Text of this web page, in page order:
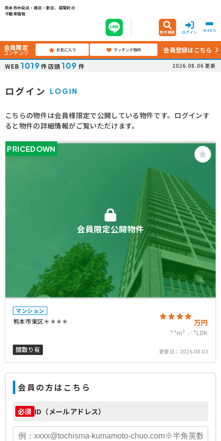
熊本市中央区・南区・東区、菊陽町の
不動産情報
物件検索 ログイン MENU
会員限定
コンテンツ お気に入り マッチング物件
会員登録はこちら
WEB 1019 件店頭109 件 2026.08.06 更新
ログイン LOGIN
こちらの物件は会員様限定で公開している物件です。ログインす
ると物件の詳細情報がご覧いただけます。
会員限定公開物件
PRICEDOWN
マンション
熊本市東区＊＊＊＊ **** 万円
**m²
*LDK
間取り有
更新日： 2026.08.03
会員の方はこちら
必須 ID（メールアドレス）